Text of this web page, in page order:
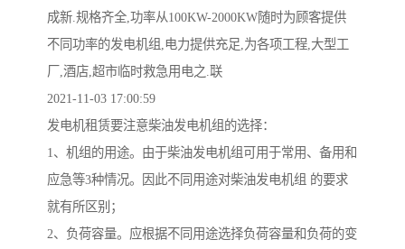
成新.规格齐全,功率从100KW-2000KW随时为顾客提供
不同功率的发电机组,电力提供充足,为各项工程,大型工
厂,酒店,超市临时救急用电之.联
2021-11-03 17:00:59
发电机租赁要注意柴油发电机组的选择：
1、机组的用途。由于柴油发电机组可用于常用、备用和
应急等3种情况。因此不同用途对柴油发电机组 的要求
就有所区别；
2、负荷容量。应根据不同用途选择负荷容量和负荷的变